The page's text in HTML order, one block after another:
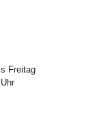
Freitag